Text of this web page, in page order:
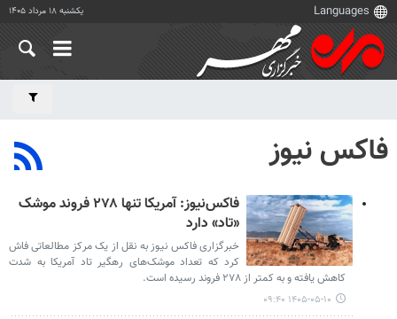
یکشنبه ۱۸ مرداد ۱۴۰۵
فاکس نیوز
فاکس‌نیوز: آمریکا تنها ۲۷۸ فروند موشک‌
«تاد» دارد
خبرگزاری فاکس نیوز به نقل از یک مرکز مطالعاتی فاش
کرد که تعداد موشک‌های رهگیر تاد آمریکا به شدت
کاهش یافته و به کمتر از ۲۷۸ فروند رسیده است.
۱۴۰۵-۰۵-۱۰ ۰۹:۴۰